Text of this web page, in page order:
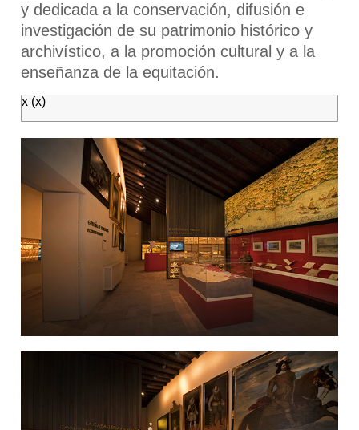
y dedicada a la conservación, difusión e
investigación de su patrimonio histórico y
archivístico, a la promoción cultural y a la
enseñanza de la equitación.
x (x)